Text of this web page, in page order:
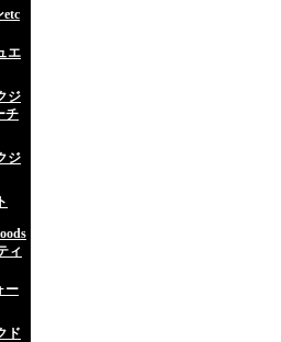
エ
ジ
チ
ジ
ィ
ー
ド